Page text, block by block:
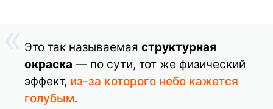
Это так называемая структурная
окраска — по сути, тот же физический
эффект, из-за которого небо кажется
голубым.